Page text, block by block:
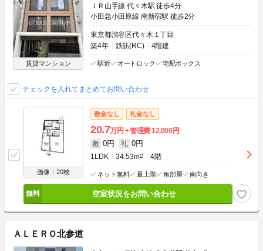
賃貸マンション
ＪＲ山手線 代々木駅 徒歩4分
小田急小田原線 南新宿駅 徒歩2分
東京都渋谷区代々木１丁目
築4年
鉄筋(RC) 4階建
駅近 オートロック 宅配ボックス
チェックを入れてまとめてお問い合わせ
画像：20枚
敷金なし 礼金なし
20.7万円 管理費12,000円
敷 0円 礼 0円
1LDK 34.53m2 4階
ネット無料 最上階 角部屋 南向き
空室状況をお問い合わせ
ＡＬＥＲＯ北参道